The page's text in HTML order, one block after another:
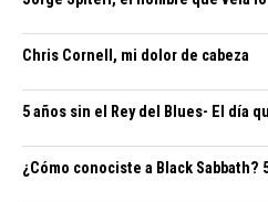
Chris Cornell, mi dolor de cabeza
5 años sin el Rey del Blues- El día
¿Cómo conociste a Black Sabbath?